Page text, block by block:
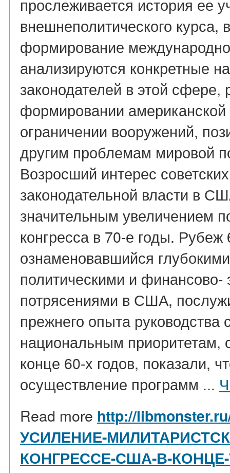
прослеживается история ее
внешнеполитического курса,
формирование
анализируются конкретные
законодателей в этой сфере,
формировании американской
ограничении вооружений,
другим проблемам мировой
Возросший интерес
законодательной власти в
значительным увеличением
конгресса в 70-е годы. Рубеж
ознаменовавшийся
политическими и финансово-
потрясениями в США,
прежнего опыта руководства
национальным приоритетам,
конце 60-х годов, показали,
осуществление программ ...
Read more http://
УСИЛЕНИЕ-
КОНГРЕССЕ-США-В-